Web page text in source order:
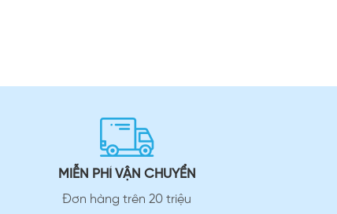
MIỄN PHÍ VẬN CHUYỂN
Đơn hàng trên 20 triệu